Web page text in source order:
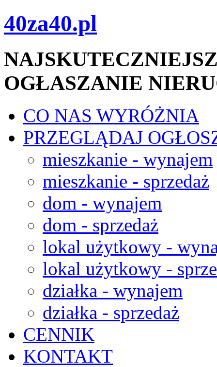
40za40.pl
OGŁASZANIE
CO NAS WYRÓŻNIA
PRZEGLĄDAJ
mieszkanie - wynajem
mieszkanie - sprzedaż
dom - wynajem
dom - sprzedaż
lokal użytkowy -
lokal użytkowy -
działka - wynajem
działka - sprzedaż
CENNIK
KONTAKT